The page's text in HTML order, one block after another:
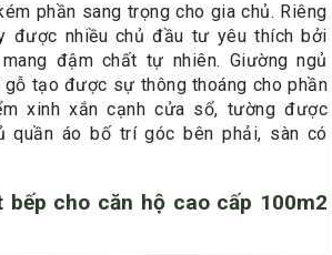
phần sang trọng cho gia chủ. Riêng
được nhiều chủ đầu tư yêu thích bởi
đậm chất tự nhiên. Giường ngủ
tạo được sự thông thoáng cho phần
xinh xắn cạnh cửa sổ, tường được
quần áo bố trí góc bên phải, sàn có
bếp cho căn hộ cao cấp 100m2